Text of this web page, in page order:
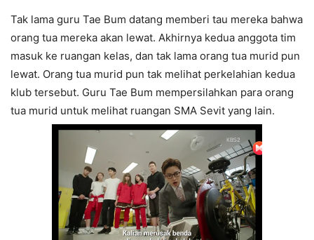
Tak lama guru Tae Bum datang memberi tau mereka bahwa
orang tua mereka akan lewat. Akhirnya kedua anggota tim
masuk ke ruangan kelas, dan tak lama orang tua murid pun
lewat. Orang tua murid pun tak melihat perkelahian kedua
klub tersebut. Guru Tae Bum mempersilahkan para orang
tua murid untuk melihat ruangan SMA Sevit yang lain.